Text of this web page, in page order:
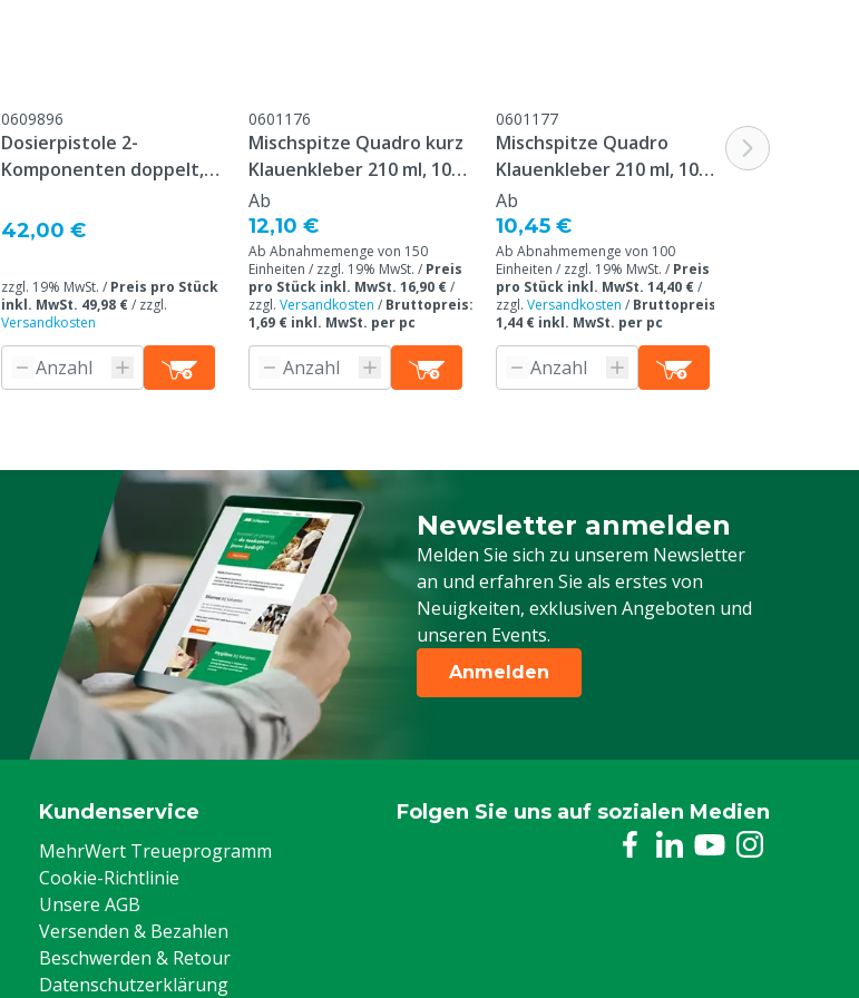
0609896
Dosierpistole 2-
Komponenten doppelt,
42,00 €
zzgl. 19% MwSt. / Preis pro Stück
inkl. MwSt. 49,98 €/ zzgl.
Versandkosten
0601176
Mischspitze Quadro kurz
Klauenkleber 210 ml, 10
Stück
Ab
12,10 €
Ab Abnahmemenge von 150
Einheiten / zzgl. 19% MwSt. / Preis
pro Stück inkl. MwSt. 16,90 €/
zzgl. Versandkosten / Bruttopreis:
1,69 € inkl. MwSt. per pc
0601177
Mischspitze Quadro
Klauenkleber 210 ml, 10
Stück
Ab
10,45 €
Ab Abnahmemenge von 100
Einheiten / zzgl. 19% MwSt. / Preis
pro Stück inkl. MwSt. 14,40 €/
zzgl. Versandkosten / Bruttopreis:
1,44 € inkl. MwSt. per pc
Newsletter anmelden
Melden Sie sich zu unserem Newsletter
an und erfahren Sie als erstes von
Neuigkeiten, exklusiven Angeboten und
unseren Events.
Melden Sie sich für unseren Newsletter
Anmelden
Kundenservice
MehrWert Treueprogramm
Cookie-Richtlinie
Unsere AGB
Versenden & Bezahlen
Beschwerden & Retour
Datenschutzerklärung
Folgen Sie uns auf sozialen Medien